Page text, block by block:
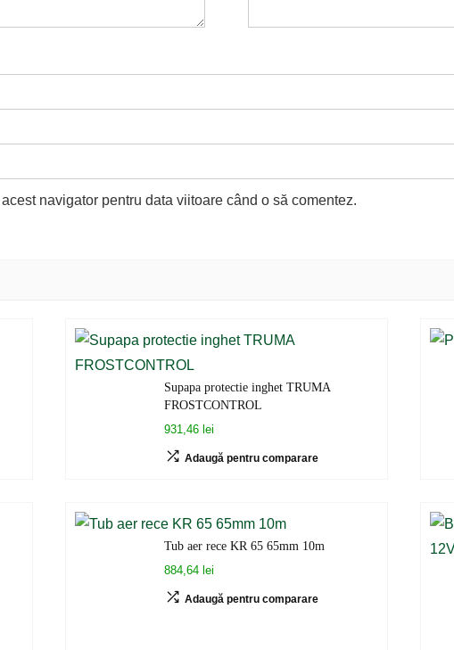
navigator pentru data viitoare când o să comentez.
Supapa protectie inghet TRUMA
FROSTCONTROL
931,46 lei
Adaugă pentru comparare
Tub aer rece KR 65 65mm 10m
884,64 lei
Adaugă pentru comparare